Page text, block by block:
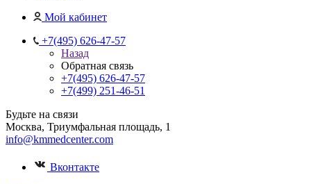
Мой кабинет
+7(495) 626-47-57
Назад
Обратная связь
+7(495) 626-47-57
+7(499) 251-46-51
Будьте на связи
Москва, Триумфальная площадь, 1
info@kmmedcenter.com
Вконтакте